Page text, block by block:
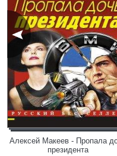
Алексей Макеев - Пропала
президента